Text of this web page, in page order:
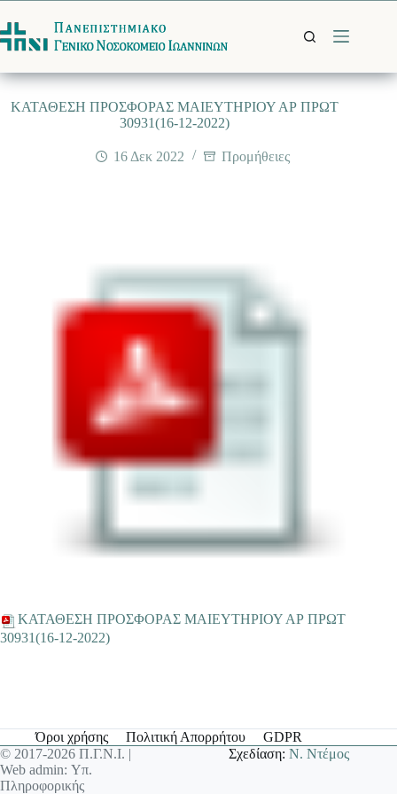
στο
περιεχόμενο
ΚΑΤΑΘΕΣΗ ΠΡΟΣΦΟΡΑΣ ΜΑΙΕΥΤΗΡΙΟΥ ΑΡ ΠΡΩΤ
30931(16-12-2022)
16 Δεκ 2022 Προμήθειες
ΚΑΤΑΘΕΣΗ ΠΡΟΣΦΟΡΑΣ ΜΑΙΕΥΤΗΡΙΟΥ ΑΡ ΠΡΩΤ
30931(16-12-2022)
Όροι χρήσης Πολιτική Απορρήτου
GDPR
© 2017-2026 Π.Γ.Ν.Ι. |
Web admin: Υπ.
Πληροφορικής
Σχεδίαση:Ν. Ντέμος